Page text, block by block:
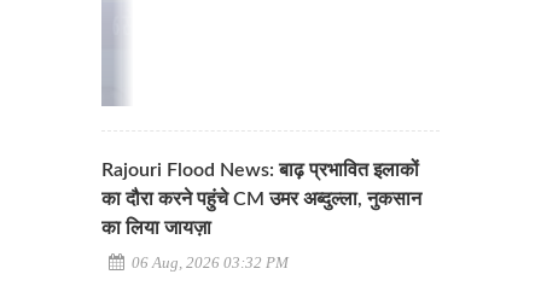
Rajouri Flood News: बाढ़ प्रभावित इलाकों
का दौरा करने पहुंचे CM उमर अब्दुल्ला, नुकसान
का लिया जायज़ा
06 Aug, 2026 03:32 PM